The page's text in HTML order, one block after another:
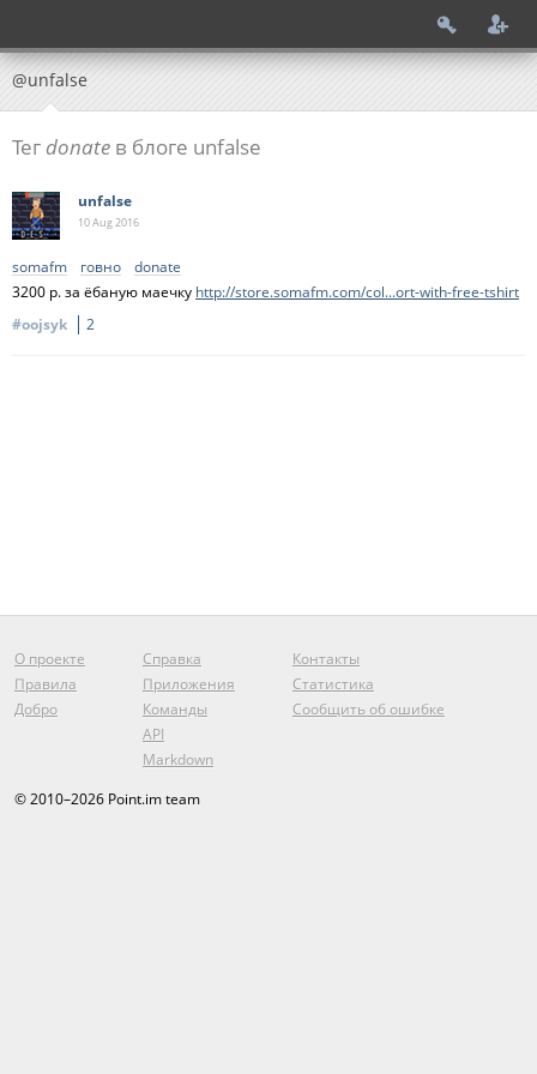
@unfalse
Тег donate в блоге unfalse
unfalse
10 Aug2016
somafm говно
donate
3200 р. за ёбаную маечку http://store.somafm.com/col...ort-with-free-tshirt
#oojsyk
2
О проекте
Правила
Добро
Справка
Приложения
Команды
API
Markdown
Контакты
Статистика
Сообщить об ошибке
© 2010–2026 Point.im team